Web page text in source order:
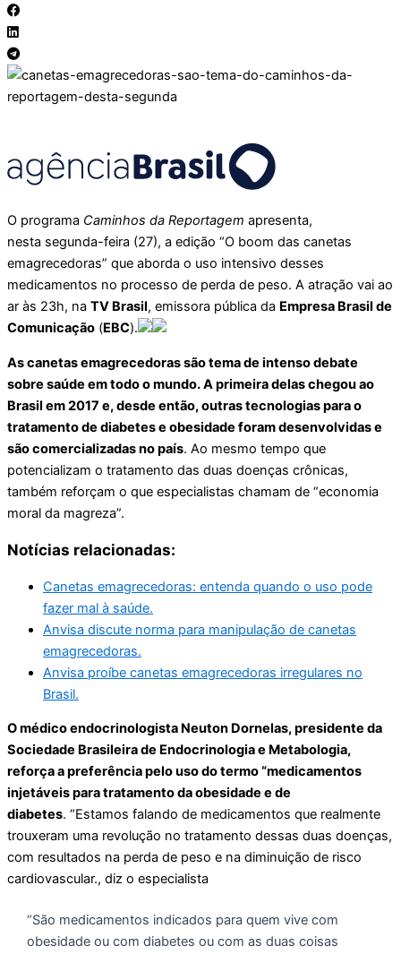
O programa Caminhos da Reportagem apresenta,
nesta segunda-feira (27), a edição “O boom das canetas
emagrecedoras” que aborda o uso intensivo desses
medicamentos no processo de perda de peso. A atração vai ao
ar às 23h, na TV Brasil, emissora pública da Empresa Brasil de
Comunicação (EBC).
As canetas emagrecedoras são tema de intenso debate
sobre saúde em todo o mundo. A primeira delas chegou ao
Brasil em 2017 e, desde então, outras tecnologias para o
tratamento de diabetes e obesidade foram desenvolvidas e
são comercializadas no país. Ao mesmo tempo que
potencializam o tratamento das duas doenças crônicas,
também reforçam o que especialistas chamam de “economia
moral da magreza”.
Notícias relacionadas:
Canetas emagrecedoras: entenda quando o uso pode
fazer mal à saúde.
Anvisa discute norma para manipulação de canetas
emagrecedoras.
Anvisa proíbe canetas emagrecedoras irregulares no
Brasil.
O médico endocrinologista Neuton Dornelas, presidente da
Sociedade Brasileira de Endocrinologia e Metabologia,
reforça a preferência pelo uso do termo “medicamentos
injetáveis para tratamento da obesidade e de
diabetes. “Estamos falando de medicamentos que realmente
trouxeram uma revolução no tratamento dessas duas doenças,
com resultados na perda de peso e na diminuição de risco
cardiovascular., diz o especialista
“São medicamentos indicados para quem vive com
obesidade ou com diabetes ou com as duas coisas